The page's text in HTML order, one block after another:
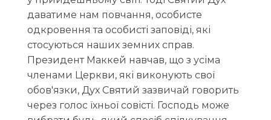
даватиме нам повчання, особисте
одкровення та особисті заповіді, які
стосуються наших земних справ.
Президент Маккей навчав, що з усіма
членами Церкви, які виконують свої
обов'язки, Дух Святий зазвичай говорить
через голос їхньої совісті. Господь може